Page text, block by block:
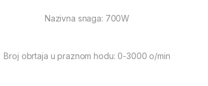
Nazivna snaga: 700W
Broj obrtaja u praznom hodu: 0-3000 o/min